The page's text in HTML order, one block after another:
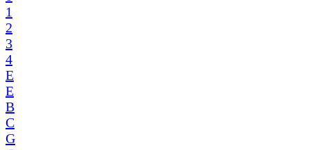
1
2
3
4
E
E
B
C
G